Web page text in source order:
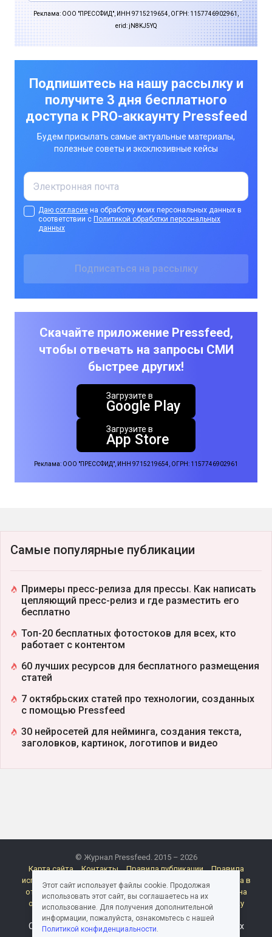
Реклама: ООО "ПРЕССФИД", ИНН 9715219654, ОГРН: 1157746902961,
erid: jN8KJ5YQ
Подпишитесь на нашу рассылку и
получите 3 дня бесплатного
доступа к PRO-аккаунту Pressfeed
Будем присылать самые актуальные материалы,
полезные советы и эксклюзивные кейсы
Даю согласие на обработку моих персональных данных в
соответствии с Политикой обработки персональных
данных
Скачайте приложение Pressfeed,
чтобы отвечать на запросы СМИ
быстрее других!
Загрузите в
Google Play
Загрузите в
App Store
Реклама: ООО "ПРЕССФИД", ИНН 9715219654, ОГРН: 1157746902961
Самые популярные публикации
Примеры пресс-релиза для прессы. Как написать
цепляющий пресс-релиз и где разместить его
бесплатно
Топ-20 бесплатных фотостоков для всех, кто
работает с контентом
60 лучших ресурсов для бесплатного размещения
статей
7 октябрьских статей про технологии, созданных
с помощью Pressfeed
30 нейросетей для нейминга, создания текста,
заголовков, картинок, логотипов и видео
© Журнал Pressfeed. 2015 – 2026
Карта сайта
Контакты Правила публикации
Правила
использования материалов Pressfeed.Журнала
Политика в
отношении обработки персональных данных
Согласие на
обработку персональных данных
Согласие на рассылку
электронных сообщений
Реклама
Следите за миром медиа и пиара в каналах и группах
Этот сайт использует файлы cookie. Продолжая
использовать этот сайт, вы соглашаетесь на их
использование. Для получения дополнительной
информации, пожалуйста, ознакомьтесь с нашей
Политикой конфиденциальности.